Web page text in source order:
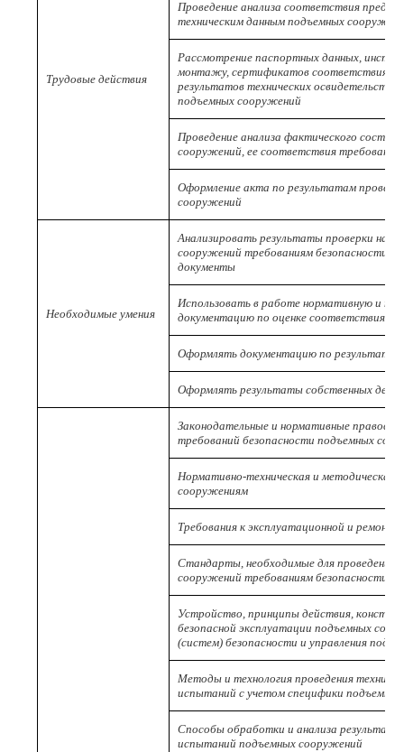
Трудовые действия
Проведение анализа соответствия
техническим данным подъемных
Рассмотрение паспортных данных,
монтажу, сертификатов соответствия,
результатов технических
подъемных сооружений
Проведение анализа фактического
сооружений, ее соответствия
Оформление акта по результатам
сооружений
Необходимые умения
Анализировать результаты проверки на
сооружений требованиям безопасности и
документы
Использовать в работе нормативную и
документацию по оценке соответствия
Оформлять документацию по результатам
Оформлять результаты собственных
Законодательные и нормативные
требований безопасности подъемных
Нормативно-техническая и методическая
сооружениям
Требования к эксплуатационной и
Стандарты, необходимые для проведения
сооружений требованиям безопасности
Устройство, принципы действия,
безопасной эксплуатации подъемных
(систем) безопасности и управления
Методы и технология проведения
испытаний с учетом специфики
Способы обработки и анализа
испытаний подъемных сооружений